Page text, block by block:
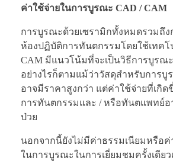
ค่าใช้จ่ายในการบูรณะ CAD / CAM
การบูรณะด้วยเซรามิกทั้งหมดรวมถึง
ห้องปฏิบัติการทันตกรรมโดยใช้เทคโ
CAM มีแนวโน้มที่จะเป็นวิธีการบูรณ
อย่างไรก็ตามแม้ว่าวัสดุสำหรับการบู
อาจมีราคาสูงกว่า แต่ค่าใช้จ่ายที่เกิ
การทันตกรรมและ / หรือทันตแพทย์อ
ป่วย
นอกจากนี้ยังไม่มีค่าธรรมเนียมหรือค่
ในการบูรณะในการเยี่ยมชมครั้งเดียว